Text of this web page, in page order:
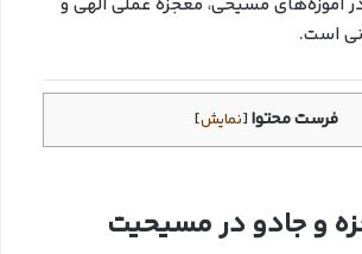
آموزه‌های مسیحی، معجزه عملی الهی و
است.
فرست محتوا [نمایش]
و جادو در مسیحیت